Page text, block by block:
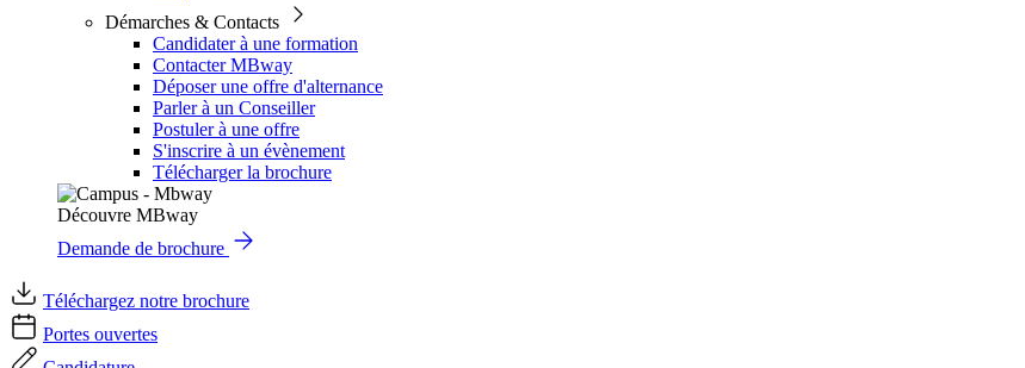
Démarches & Contacts
Candidater à une formation
Contacter MBway
Déposer une offre d'alternance
Parler à un Conseiller
Postuler à une offre
S'inscrire à un évènement
Télécharger la brochure
Découvre MBway
Demande de brochure
Téléchargez notre brochure
Portes ouvertes